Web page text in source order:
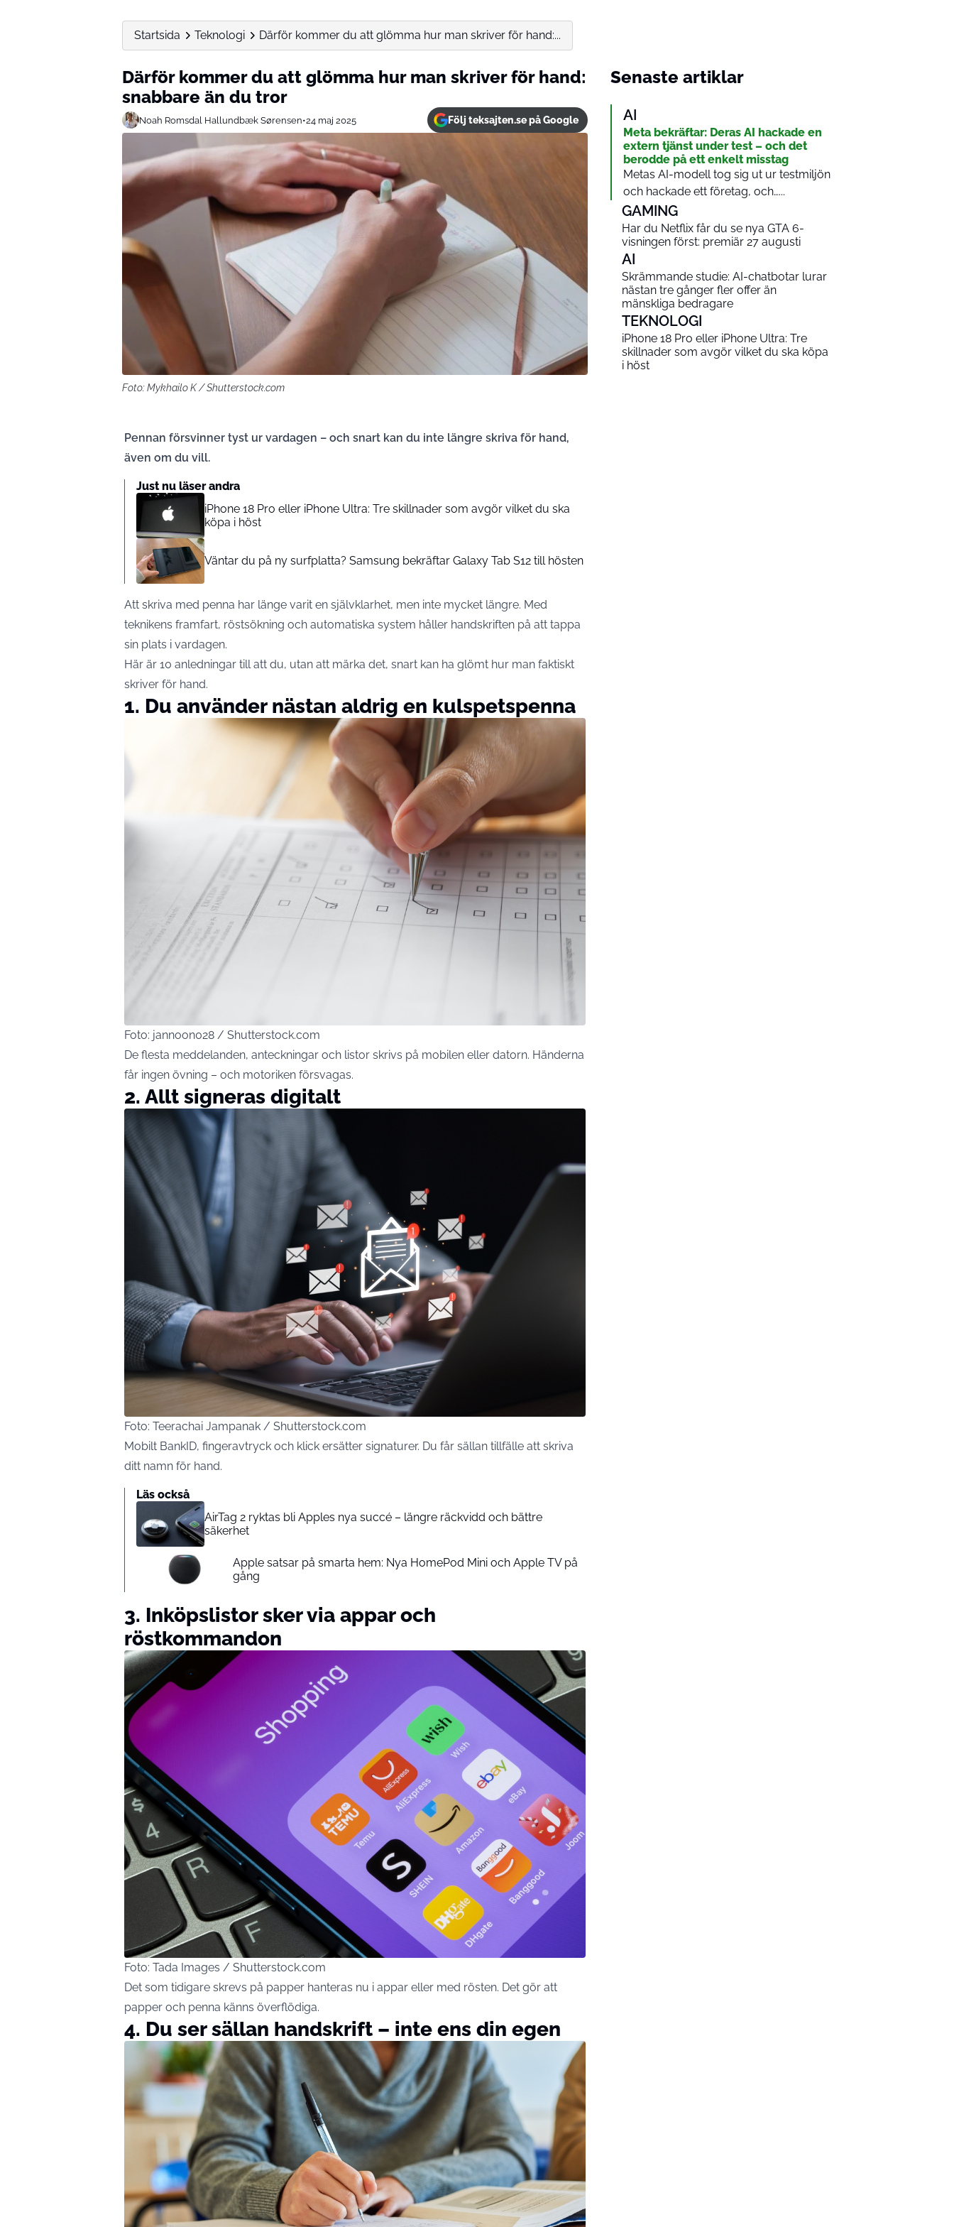
Startsida Teknologi Därför kommer du att glömma hur man skriver för hand:...
Därför kommer du att glömma hur man skriver för hand:
snabbare än du tror
Noah Romsdal Hallundbæk Sørensen•24 maj 2025 Följ teksajten.se på Google
Foto: Mykhailo K / Shutterstock.com
Pennan försvinner tyst ur vardagen – och snart kan du inte längre skriva för hand,
även om du vill.
Just nu läser andra
iPhone 18 Pro eller iPhone Ultra: Tre skillnader som avgör vilket du ska
köpa i höst
Väntar du på ny surfplatta? Samsung bekräftar Galaxy Tab S12 till hösten
Att skriva med penna har länge varit en självklarhet, men inte mycket längre. Med
teknikens framfart, röstsökning och automatiska system håller handskriften på att tappa
sin plats i vardagen.
Här är 10 anledningar till att du, utan att märka det, snart kan ha glömt hur man faktiskt
skriver för hand.
1. Du använder nästan aldrig en kulspetspenna
Foto: jannoon028 / Shutterstock.com
De flesta meddelanden, anteckningar och listor skrivs på mobilen eller datorn. Händerna
får ingen övning – och motoriken försvagas.
2. Allt signeras digitalt
Foto: Teerachai Jampanak / Shutterstock.com
Mobilt BankID, fingeravtryck och klick ersätter signaturer. Du får sällan tillfälle att skriva
ditt namn för hand.
Läs också
AirTag 2 ryktas bli Apples nya succé – längre räckvidd och bättre
säkerhet
Apple satsar på smarta hem: Nya HomePod Mini och Apple TV på
gång
3. Inköpslistor sker via appar och
röstkommandon
Foto: Tada Images / Shutterstock.com
Det som tidigare skrevs på papper hanteras nu i appar eller med rösten. Det gör att
papper och penna känns överflödiga.
4. Du ser sällan handskrift – inte ens din egen
Senaste artiklar
AI
Meta bekräftar: Deras AI hackade en
extern tjänst under test – och det
berodde på ett enkelt misstag
Metas AI-modell tog sig ut ur testmiljön
och hackade ett företag, och…...
GAMING
Har du Netflix får du se nya GTA 6-
visningen först: premiär 27 augusti
AI
Skrämmande studie: AI-chatbotar lurar
nästan tre gånger fler offer än
mänskliga bedragare
TEKNOLOGI
iPhone 18 Pro eller iPhone Ultra: Tre
skillnader som avgör vilket du ska köpa
i höst